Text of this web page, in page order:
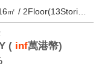
Built 55 yrs / Steel reinforced Concrete / 28.16㎡ / 2Floor(13Stories) / 73Units / Distance from the station.20
(inf萬港幣)